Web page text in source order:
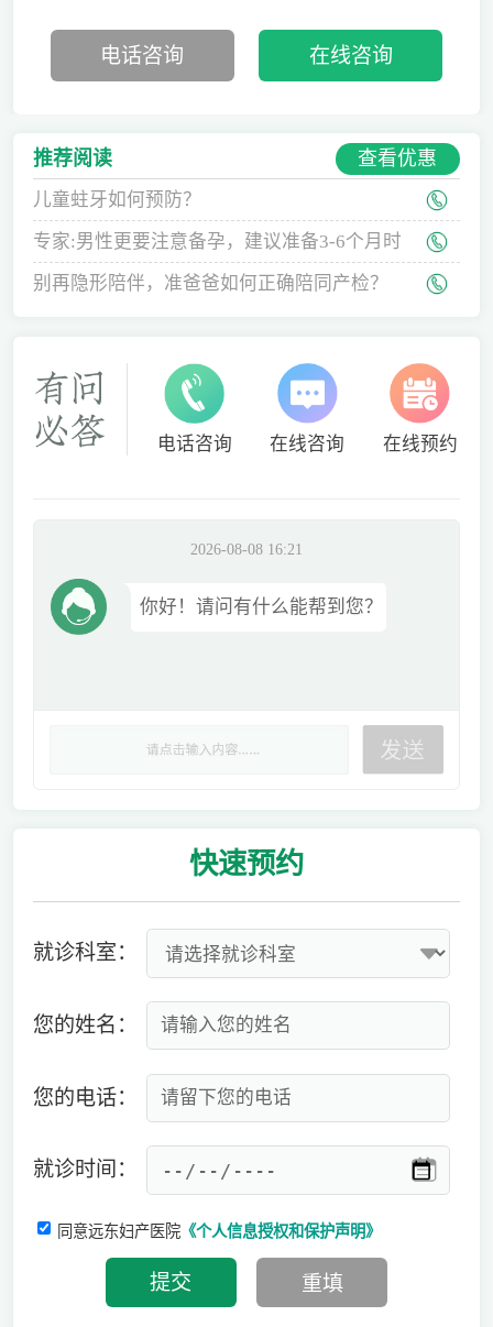
电话咨询 在线咨询
推荐阅读 查看优惠
儿童蛀牙如何预防？
专家:男性更要注意备孕，建议准备3-6个月时
间
别再隐形陪伴，准爸爸如何正确陪同产检？
电话咨询 在线咨询 在线预约
2026-08-08 16:21
你好！请问有什么能帮到您？
快速预约
就诊科室：
您的姓名：
您的电话：
就诊时间：
同意远东妇产医院《个人信息授权和保护声明》